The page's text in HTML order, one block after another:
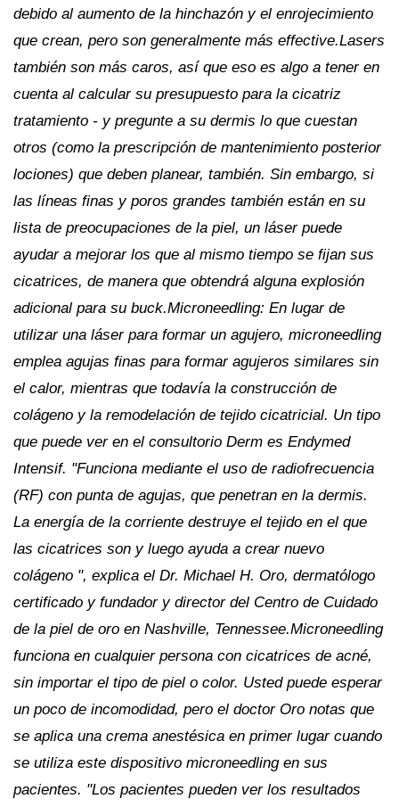
debido al aumento de la hinchazón y el enrojecimiento
que crean, pero son generalmente más effective.Lasers
también son más caros, así que eso es algo a tener en
cuenta al calcular su presupuesto para la cicatriz
tratamiento - y pregunte a su dermis lo que cuestan
otros (como la prescripción de mantenimiento posterior
lociones) que deben planear, también. Sin embargo, si
las líneas finas y poros grandes también están en su
lista de preocupaciones de la piel, un láser puede
ayudar a mejorar los que al mismo tiempo se fijan sus
cicatrices, de manera que obtendrá alguna explosión
adicional para su buck.Microneedling: En lugar de
utilizar una láser para formar un agujero, microneedling
emplea agujas finas para formar agujeros similares sin
el calor, mientras que todavía la construcción de
colágeno y la remodelación de tejido cicatricial. Un tipo
que puede ver en el consultorio Derm es Endymed
Intensif. "Funciona mediante el uso de radiofrecuencia
(RF) con punta de agujas, que penetran en la dermis.
La energía de la corriente destruye el tejido en el que
las cicatrices son y luego ayuda a crear nuevo
colágeno ", explica el Dr. Michael H. Oro, dermatólogo
certificado y fundador y director del Centro de Cuidado
de la piel de oro en Nashville, Tennessee.Microneedling
funciona en cualquier persona con cicatrices de acné,
sin importar el tipo de piel o color. Usted puede esperar
un poco de incomodidad, pero el doctor Oro notas que
se aplica una crema anestésica en primer lugar cuando
se utiliza este dispositivo microneedling en sus
pacientes. "Los pacientes pueden ver los resultados